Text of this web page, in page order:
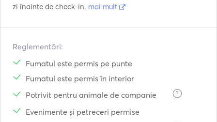
zi înainte de check-in. mai mult
Reglementări:
Fumatul este permis pe punte
Fumatul este permis în interior
Potrivit pentru animale de companie
?
Evenimente și petreceri permise